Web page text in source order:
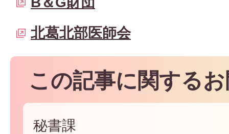
北葛北部医師会
この記事に関する
秘書課